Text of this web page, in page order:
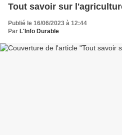
Tout savoir sur
Publié le 16/06/2023 à 12:44
Par L'Info Durable